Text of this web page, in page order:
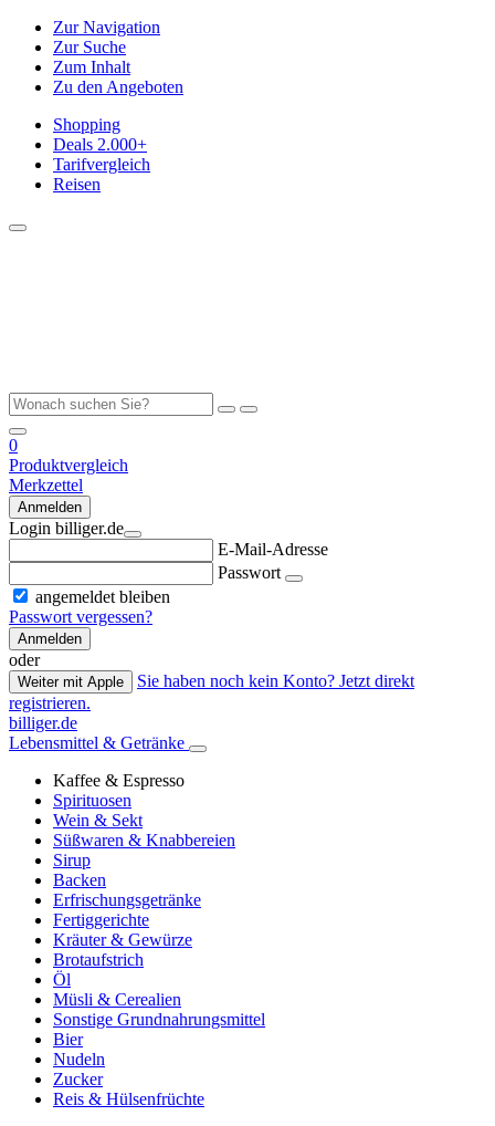
Zur Navigation
Zur Suche
Zum Inhalt
Zu den Angeboten
Shopping
Deals 2.000+
Tarifvergleich
Reisen
0
Produktvergleich
Merkzettel
Anmelden
Login billiger.de
E-Mail-Adresse
Passwort
angemeldet bleiben
Passwort vergessen?
Anmelden
oder
Weiter mit Apple
Sie haben noch kein Konto? Jetzt direkt
registrieren.
billiger.de
Lebensmittel & Getränke
Kaffee & Espresso
Spirituosen
Wein & Sekt
Süßwaren & Knabbereien
Sirup
Backen
Erfrischungsgetränke
Fertiggerichte
Kräuter & Gewürze
Brotaufstrich
Öl
Müsli & Cerealien
Sonstige Grundnahrungsmittel
Bier
Nudeln
Zucker
Reis & Hülsenfrüchte